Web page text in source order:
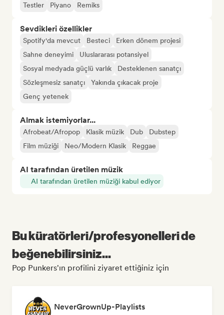
Testler Piyano Remiks
Sevdikleri özellikler
Spotify'da mevcut Besteci
Erken dönem projesi
Sahne deneyimi
Uluslararası potansiyel
Sosyal medyada güçlü varlık
Desteklenen sanatçı
Sözleşmesiz sanatçı
Yakında çıkacak proje
Genç yetenek
Almak istemiyorlar...
Afrobeat/Afropop Klasik müzik Dub
Dubstep
Film müziği
Neo/Modern Klasik Reggae
AI tarafından üretilen müzik
AI tarafından üretilen müziği kabul ediyor
Bu küratörleri/profesyonelleri de
beğenebilirsiniz...
Pop Punkers'ın profilini ziyaret ettiğiniz için
NeverGrownUp-Playlists